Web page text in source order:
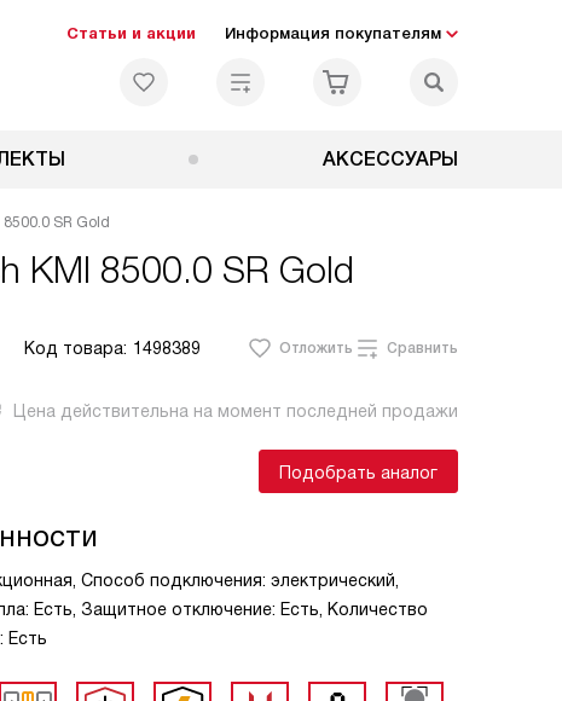
Статьи и акции Информация покупателям
АКСЕССУАРЫ
SR Gold
KMI 8500.0 SR Gold
Код товара: 1498389 Отложить Сравнить
Цена действительна на момент последней продажи
Подобрать аналог
Способ подключения: электрический,
Есть, Защитное отключение: Есть, Количество
Есть